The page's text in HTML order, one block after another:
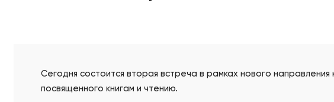
Сегодня состоится вторая встреча в рамках нового
посвященного книгам и чтению.